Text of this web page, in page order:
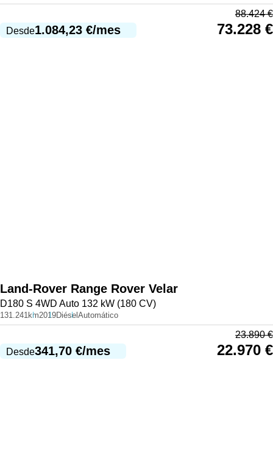
Desde1.084,23 €/mes
88.424€
73.228 €
Land-Rover Range Rover Velar
D180 S 4WD Auto 132 kW (180 CV)
131.241km2019Diésel Automático
Desde341,70 €/mes
23.890€
22.970 €